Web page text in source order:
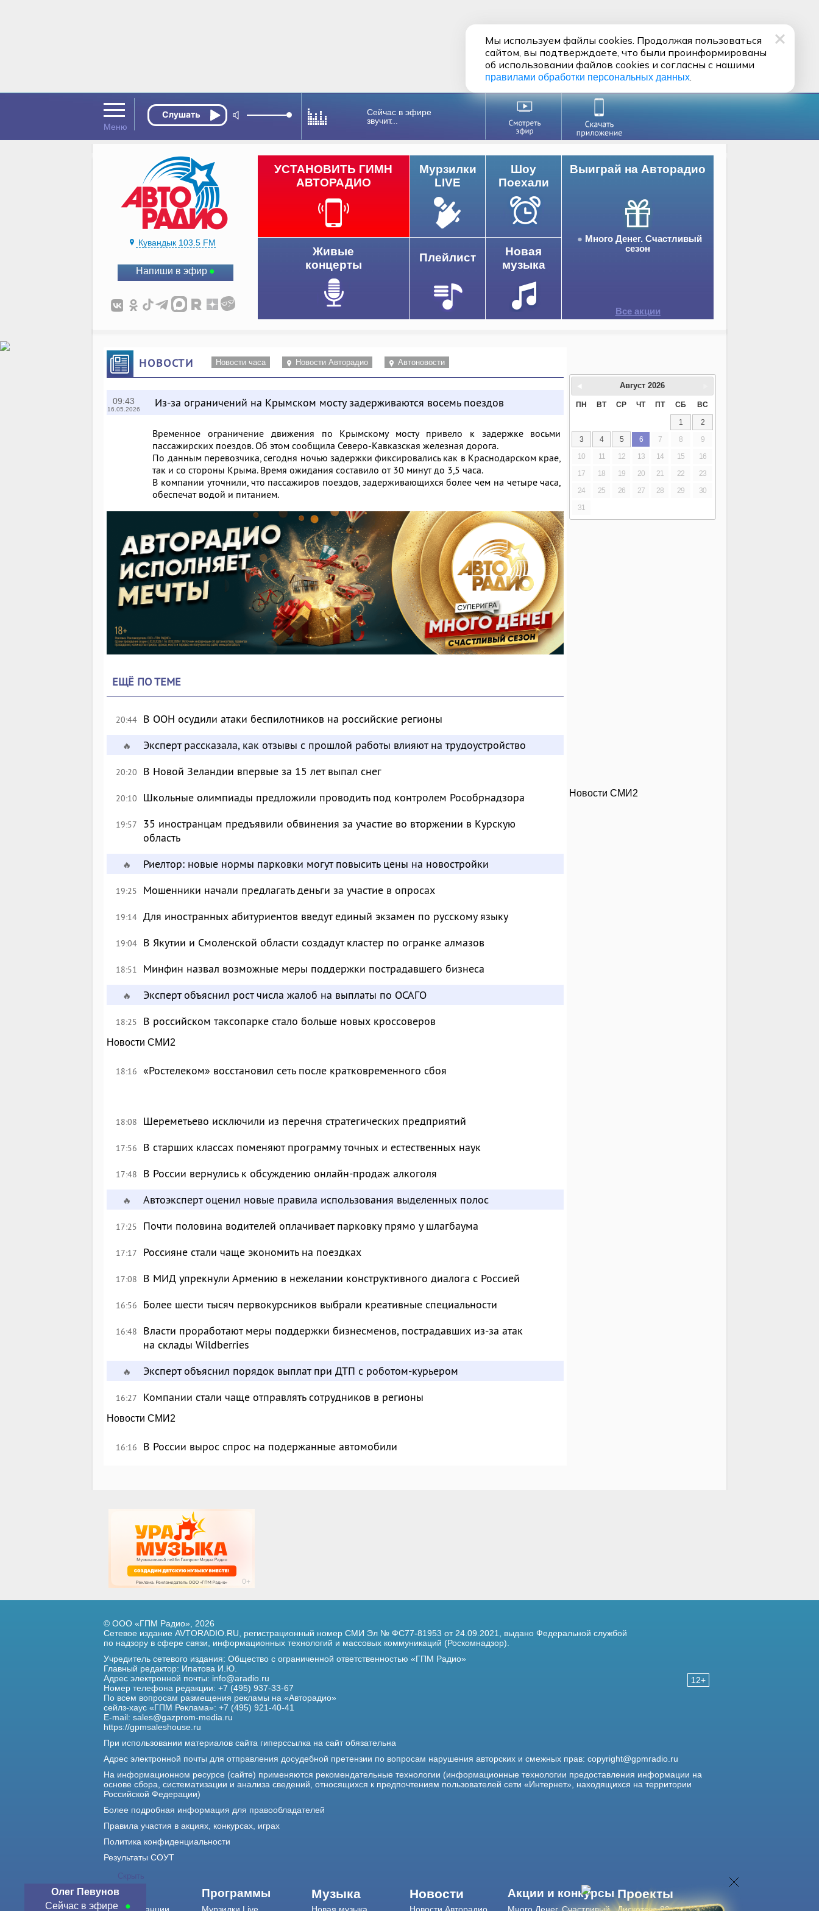
Сейчас в эфире
звучит...
Кувандык 103.5 FM
Напиши в эфир
Выиграй на Авторадио
Много Денег. Счастливый
сезон
Все акции
УСТАНОВИТЬ ГИМН
АВТОРАДИО
Мурзилки
LIVE
Шоу
Поехали
Живые
концерты
Плейлист
Новая
музыка
НОВОСТИ Новости часа Новости Авторадио Автоновости
09:43
16.05.2026 Из-за ограничений на Крымском мосту задерживаются восемь поездов
Временное ограничение движения по Крымскому мосту привело к задержке восьми
пассажирских поездов. Об этом сообщила Северо-Кавказская железная дорога.
По данным перевозчика, сегодня ночью задержки фиксировались как в Краснодарском крае,
так и со стороны Крыма. Время ожидания составило от 30 минут до 3,5 часа.
В компании уточнили, что пассажиров поездов, задерживающихся более чем на четыре часа,
обеспечат водой и питанием.
ЕЩЁ ПО ТЕМЕ
20:44 В ООН осудили атаки беспилотников на российские регионы
🔥 Эксперт рассказала, как отзывы с прошлой работы влияют на трудоустройство
20:20 В Новой Зеландии впервые за 15 лет выпал снег
20:10 Школьные олимпиады предложили проводить под контролем Рособрнадзора
19:57
35 иностранцам предъявили обвинения за участие во вторжении в Курскую
область
🔥 Риелтор: новые нормы парковки могут повысить цены на новостройки
19:25 Мошенники начали предлагать деньги за участие в опросах
19:14 Для иностранных абитуриентов введут единый экзамен по русскому языку
19:04 В Якутии и Смоленской области создадут кластер по огранке алмазов
18:51 Минфин назвал возможные меры поддержки пострадавшего бизнеса
🔥 Эксперт объяснил рост числа жалоб на выплаты по ОСАГО
18:25 В российском таксопарке стало больше новых кроссоверов
Новости СМИ2
18:16 «Ростелеком» восстановил сеть после кратковременного сбоя
18:08 Шереметьево исключили из перечня стратегических предприятий
17:56 В старших классах поменяют программу точных и естественных наук
17:48 В России вернулись к обсуждению онлайн-продаж алкоголя
🔥 Автоэксперт оценил новые правила использования выделенных полос
17:25 Почти половина водителей оплачивает парковку прямо у шлагбаума
17:17 Россияне стали чаще экономить на поездках
17:08 В МИД упрекнули Армению в нежелании конструктивного диалога с Россией
16:56 Более шести тысяч первокурсников выбрали креативные специальности
16:48
Власти проработают меры поддержки бизнесменов, пострадавших из-за атак
на склады Wildberries
🔥 Эксперт объяснил порядок выплат при ДТП с роботом-курьером
16:27 Компании стали чаще отправлять сотрудников в регионы
Новости СМИ2
16:16 В России вырос спрос на подержанные автомобили
Август 2026
ПН ВТ СР ЧТ ПТ СБ ВС
1
2
3
4 5 6 7 8
9
10
11 12 13 14 15
16
17
18 19 20 21 22
23
24
25 26 27 28 29
30
31
Новости СМИ2
Скрыть
Олег Певунов
Сейчас в эфире
12+
© ООО «ГПМ Радио», 2026
Сетевое издание AVTORADIO.RU, регистрационный номер СМИ Эл № ФС77-81953 от 24.09.2021, выдано Федеральной службой
по надзору в сфере связи, информационных технологий и массовых коммуникаций (Роскомнадзор).
Учредитель сетевого издания: Общество с ограниченной ответственностью «ГПМ Радио»
Главный редактор: Ипатова И.Ю.
Адрес электронной почты: info@aradio.ru
Номер телефона редакции: +7 (495) 937-33-67
По всем вопросам размещения рекламы на «Авторадио»
сейлз-хаус «ГПМ Реклама»: +7 (495) 921-40-41
E-mail: sales@gazprom-media.ru
https://gpmsaleshouse.ru
При использовании материалов сайта гиперссылка на сайт обязательна
Адрес электронной почты для отправления досудебной претензии по вопросам нарушения авторских и смежных прав: copyright@gpmradio.ru
На информационном ресурсе (сайте) применяются рекомендательные технологии (информационные технологии предоставления информации на
основе сбора, систематизации и анализа сведений, относящихся к предпочтениям пользователей сети «Интернет», находящихся на территории
Российской Федерации)
Более подробная информация для правообладателей
Правила участия в акциях, конкурсах, играх
Политика конфиденциальности
Результаты СОУТ
О нас Программы Музыка Новости Акции и конкурсы Проекты
Мы используем файлы cookies. Продолжая пользоваться
сайтом, вы подтверждаете, что были проинформированы
об использовании файлов cookies и согласны с нашими
правилами обработки персональных данных.